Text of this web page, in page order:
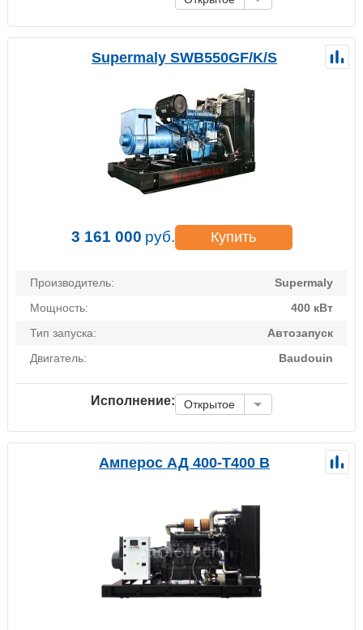
Supermaly SWB550GF/K/S
3 161 000 руб. Купить
Производитель:
Supermaly
Мощность:
400 кВт
Тип запуска:
Автозапуск
Двигатель:
Baudouin
Исполнение: Открытое
Амперос АД 400-Т400 B